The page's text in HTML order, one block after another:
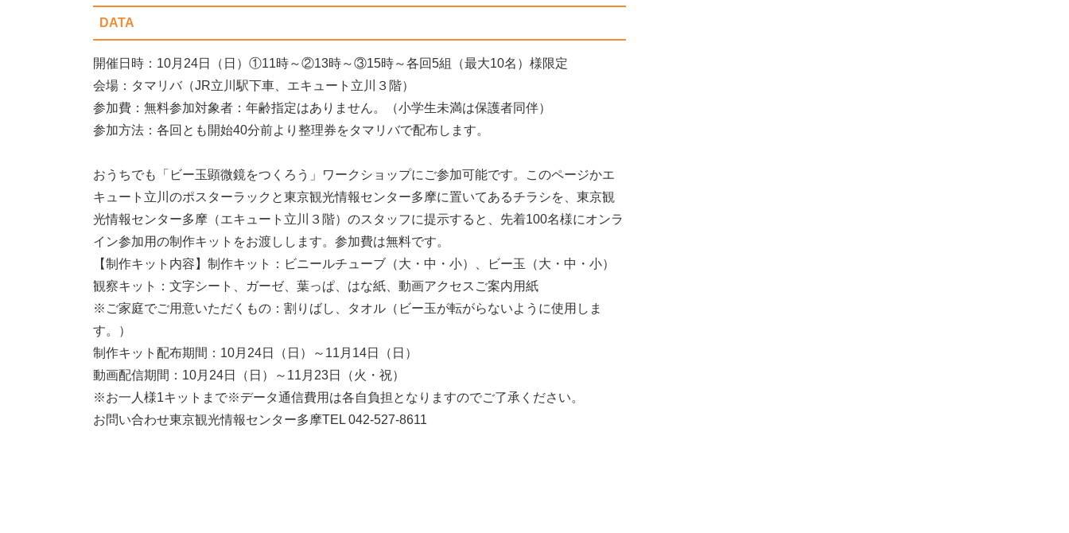
DATA
開催日時：10月24日（日）①11時～②13時～③15時～各回5組（最大10名）様限定
会場：タマリバ（JR立川駅下車、エキュート立川３階）
参加費：無料参加対象者：年齢指定はありません。（小学生未満は保護者同伴）
参加方法：各回とも開始40分前より整理券をタマリバで配布します。
おうちでも「ビー玉顕微鏡をつくろう」ワークショップにご参加可能です。このページかエ
キュート立川のポスターラックと東京観光情報センター多摩に置いてあるチラシを、東京観
光情報センター多摩（エキュート立川３階）のスタッフに提示すると、先着100名様にオンラ
イン参加用の制作キットをお渡しします。参加費は無料です。
【制作キット内容】制作キット：ビニールチューブ（大・中・小）、ビー玉（大・中・小）
観察キット：文字シート、ガーゼ、葉っぱ、はな紙、動画アクセスご案内用紙
※ご家庭でご用意いただくもの：割りばし、タオル（ビー玉が転がらないように使用しま
す。）
制作キット配布期間：10月24日（日）～11月14日（日）
動画配信期間：10月24日（日）～11月23日（火・祝）
※お一人様1キットまで※データ通信費用は各自負担となりますのでご了承ください。
お問い合わせ東京観光情報センター多摩TEL 042-527-8611